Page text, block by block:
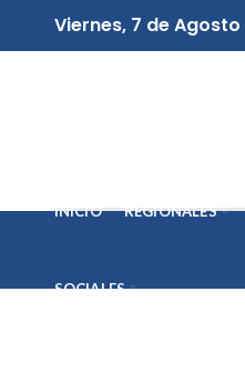
Viernes, 7 de
INICIO REGIONALES
SOCIALES